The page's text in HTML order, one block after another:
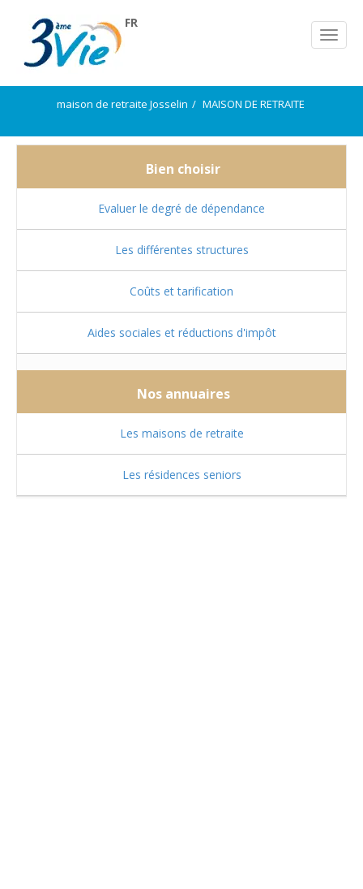
FR
maison de retraite Josselin MAISON DE RETRAITE
Bien choisir
Evaluer le degré de dépendance
Les différentes structures
Coûts et tarification
Aides sociales et réductions d'impôt
Nos annuaires
Les maisons de retraite
Les résidences seniors